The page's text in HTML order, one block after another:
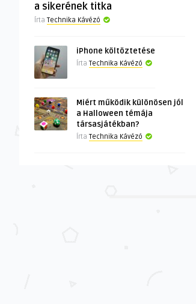
a sikerének titka
Írta Technika Kávézó
iPhone költöztetése
Írta Technika Kávézó
Miért működik különösen jól
a Halloween témája
társasjátékban?
Írta Technika Kávézó